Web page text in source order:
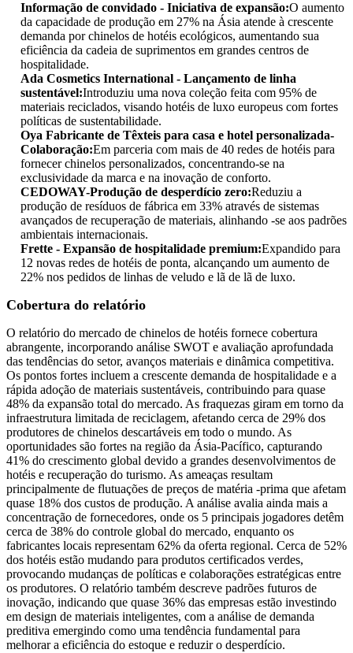
Informação de convidado - Iniciativa de expansão:O aumento
da capacidade de produção em 27% na Ásia atende à crescente
demanda por chinelos de hotéis ecológicos, aumentando sua
eficiência da cadeia de suprimentos em grandes centros de
hospitalidade.
Ada Cosmetics International - Lançamento de linha
sustentável:Introduziu uma nova coleção feita com 95% de
materiais reciclados, visando hotéis de luxo europeus com fortes
políticas de sustentabilidade.
Oya Fabricante de Têxteis para casa e hotel personalizada-
Colaboração:Em parceria com mais de 40 redes de hotéis para
fornecer chinelos personalizados, concentrando-se na
exclusividade da marca e na inovação de conforto.
CEDOWAY-Produção de desperdício zero:Reduziu a
produção de resíduos de fábrica em 33% através de sistemas
avançados de recuperação de materiais, alinhando -se aos padrões
ambientais internacionais.
Frette - Expansão de hospitalidade premium:Expandido para
12 novas redes de hotéis de ponta, alcançando um aumento de
22% nos pedidos de linhas de veludo e lã de lã de luxo.
Cobertura do relatório
O relatório do mercado de chinelos de hotéis fornece cobertura
abrangente, incorporando análise SWOT e avaliação aprofundada
das tendências do setor, avanços materiais e dinâmica competitiva.
Os pontos fortes incluem a crescente demanda de hospitalidade e a
rápida adoção de materiais sustentáveis, contribuindo para quase
48% da expansão total do mercado. As fraquezas giram em torno da
infraestrutura limitada de reciclagem, afetando cerca de 29% dos
produtores de chinelos descartáveis ​​em todo o mundo. As
oportunidades são fortes na região da Ásia-Pacífico, capturando
41% do crescimento global devido a grandes desenvolvimentos de
hotéis e recuperação do turismo. As ameaças resultam
principalmente de flutuações de preços de matéria -prima que afetam
quase 18% dos custos de produção. A análise avalia ainda mais a
concentração de fornecedores, onde os 5 principais jogadores detêm
cerca de 38% do controle global do mercado, enquanto os
fabricantes locais representam 62% da oferta regional. Cerca de 52%
dos hotéis estão mudando para produtos certificados verdes,
provocando mudanças de políticas e colaborações estratégicas entre
os produtores. O relatório também descreve padrões futuros de
inovação, indicando que quase 36% das empresas estão investindo
em design de materiais inteligentes, com a análise de demanda
preditiva emergindo como uma tendência fundamental para
melhorar a eficiência do estoque e reduzir o desperdício.